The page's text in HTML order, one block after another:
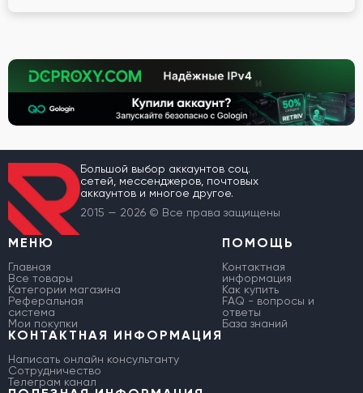
Большой выбор аккаунтов соц.
сетей, мессенджеров, почтовых
аккаунтов и многое другое.
2015 — 2026 © Все права защищены
МЕНЮ
Главная
Все товары
Категории магазина
Реферальная
система
Мои покупки
ПОМОЩЬ
Контактная
информация
Как купить
FAQ - вопросы и
ответы
База знаний
КОНТАКТНАЯ ИНФОРМАЦИЯ
Написать онлайн консультанту
Сотрудничество
Телеграм канал